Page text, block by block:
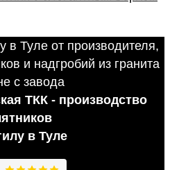
ТКК - производство
в Туле